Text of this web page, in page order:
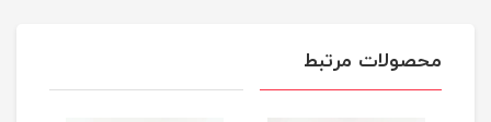
محصولات مرتبط